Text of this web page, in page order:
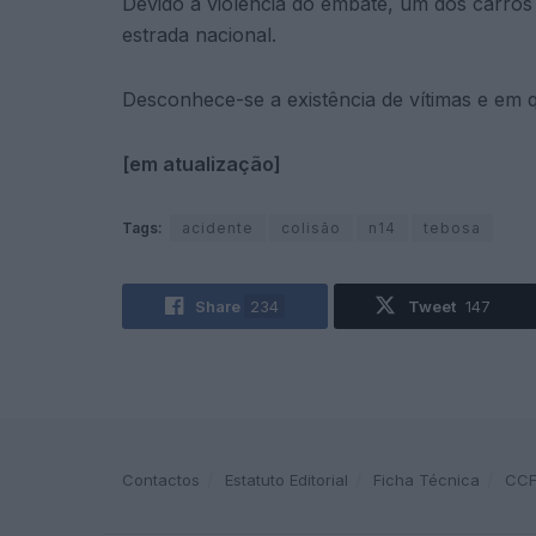
estrada nacional.
Desconhece-se a existência de vítimas e em
[em atualização]
Tags: acidente colisão n14 tebosa
Share 234 Tweet 147
Contactos Estatuto Editorial Ficha Técnica CCF